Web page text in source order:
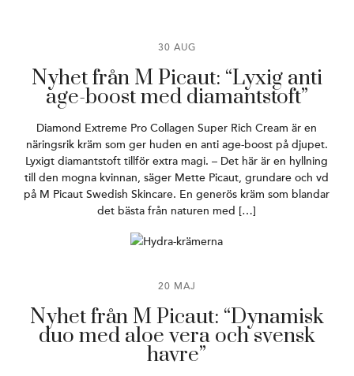
30 AUG
Nyhet från M Picaut: “Lyxig anti
age-boost med diamantstoft”
Diamond Extreme Pro Collagen Super Rich Cream är en
näringsrik kräm som ger huden en anti age-boost på djupet.
Lyxigt diamantstoft tillför extra magi. – Det här är en hyllning
till den mogna kvinnan, säger Mette Picaut, grundare och vd
på M Picaut Swedish Skincare. En generös kräm som blandar
det bästa från naturen med […]
20 MAJ
Nyhet från M Picaut: “Dynamisk
duo med aloe vera och svensk
havre”